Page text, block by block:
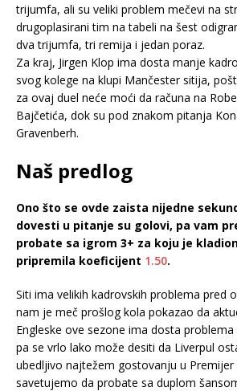
trijumfa, ali su veliki problem mečevi na
drugoplasirani tim na tabeli na šest
dva trijumfa, tri remija i jedan poraz.
Za kraj, Jirgen Klop ima dosta manje
svog kolege na klupi Mančester sitija,
za ovaj duel neće moći da računa na
Bajčetića, dok su pod znakom pitanja
Gravenberh.
Naš predlog
Ono što se ovde zaista nijedne
dovesti u pitanje su golovi, pa vam
probate sa igrom 3+ za koju je
pripremila koeficijent 1.50.
Siti ima velikih kadrovskih problema pred
nam je meč prošlog kola pokazao da
Engleske ove sezone ima dosta
pa se vrlo lako može desiti da Liverpul
ubedljivo najtežem gostovanju u Premijer
savetujemo da probate sa duplom